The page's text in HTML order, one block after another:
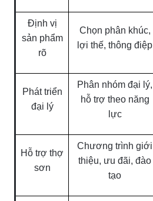
Định vị
sản phẩm
rõ
Chọn phân khúc,
lợi thế, thông điệp
Phát triển
đại lý
Phân nhóm đại lý,
hỗ trợ theo năng
lực
Hỗ trợ thợ
sơn
Chương trình giới
thiệu, ưu đãi, đào
tạo